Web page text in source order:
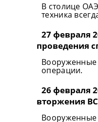
В столице
техника
27 февраля
проведения
Вооруженные
операции.
26 февраля
вторжения